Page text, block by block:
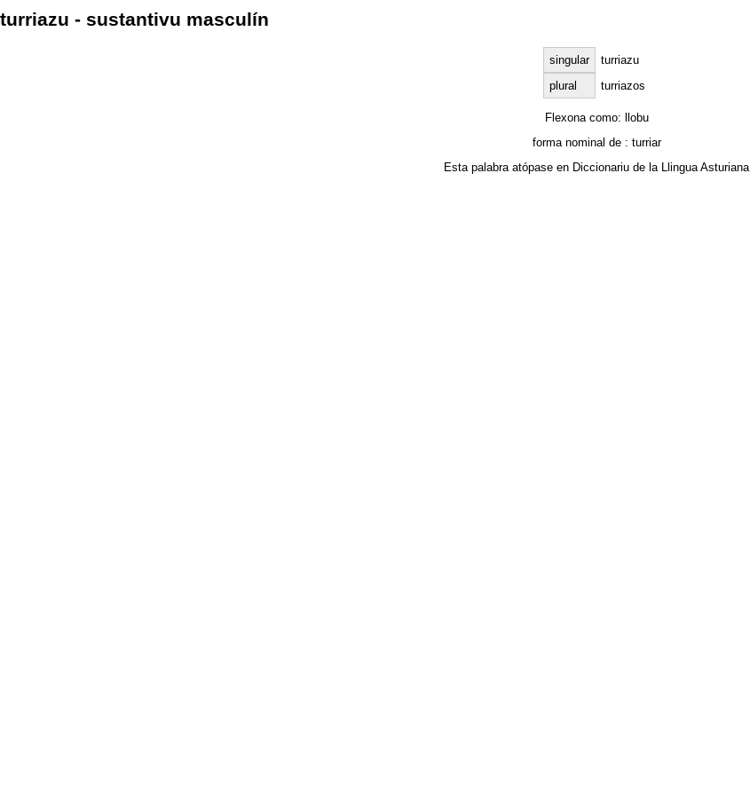
turriazu - sustantivu masculín
singular
turriazu
plural
turriazos
Flexona como: llobu
forma nominal de : turriar
Esta palabra atópase en Diccionariu de la Llingua Asturiana